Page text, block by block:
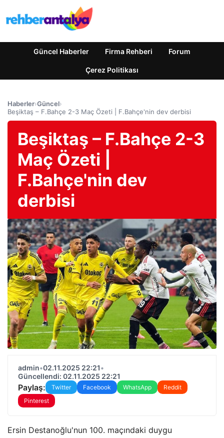
Güncel Haberler Firma Rehberi Forum
Çerez Politikası
Haberler›Güncel›
Beşiktaş – F.Bahçe 2-3 Maç Özeti | F.Bahçe'nin dev derbisi
Beşiktaş – F.Bahçe 2-3
Maç Özeti |
F.Bahçe'nin dev
derbisi
admin•02.11.2025 22:21•
Güncellendi: 02.11.2025 22:21
Paylaş: Twitter Facebook WhatsApp
Reddit
Pinterest
Ersin Destanoğlu'nun 100. maçındaki duygu